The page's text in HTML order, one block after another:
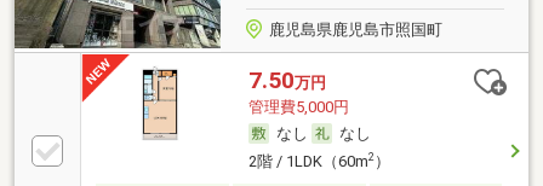
鹿児島県鹿児島市照国町
7.50万円
管理費5,000円
なし
なし
2階 / 1LDK（60m2）